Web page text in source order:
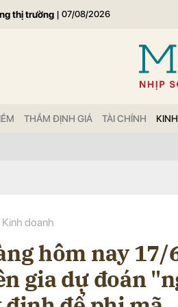
thị trường | 07/08/2026
THẨM ĐỊNH GIÁ TÀI CHÍNH
Kinh doanh
hôm nay
gia dự đoán
Gửi bình luận